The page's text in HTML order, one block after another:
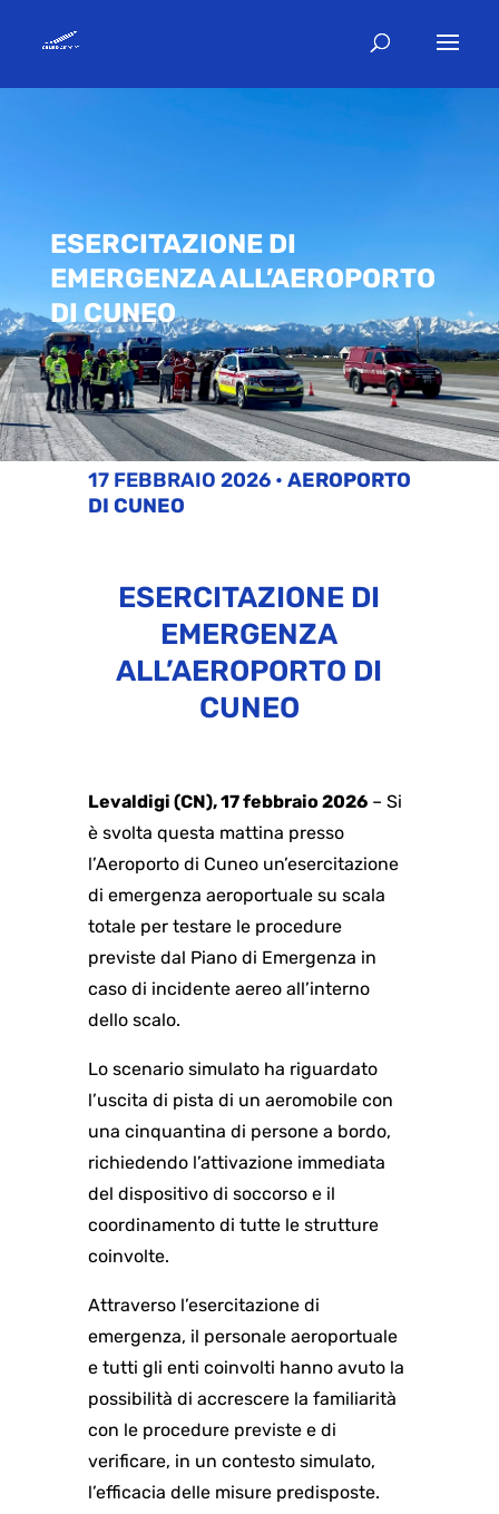
ESERCITAZIONE DI
EMERGENZA ALL’AEROPORTO
DI CUNEO
17 FEBBRAIO 2026 • AEROPORTO
DI CUNEO
ESERCITAZIONE DI
EMERGENZA
ALL’AEROPORTO DI
CUNEO
Levaldigi (CN), 17 febbraio2026– Si
è svolta questa mattina presso
l’Aeroporto di Cuneo un’esercitazione
di emergenza aeroportuale su scala
totale per testare le procedure
previste dal Piano di Emergenza in
caso di incidente aereo all’interno
dello scalo.
Lo scenario simulato ha riguardato
l’uscita di pista di un aeromobile con
una cinquantina di persone a bordo,
richiedendo l’attivazione immediata
del dispositivo di soccorso e il
coordinamento di tutte le strutture
coinvolte.
Attraverso l’esercitazione di
emergenza, il personale aeroportuale
e tutti gli enti coinvolti hanno avuto la
possibilità di accrescere la familiarità
con le procedure previste e di
verificare, in un contesto simulato,
l’efficacia delle misure predisposte.